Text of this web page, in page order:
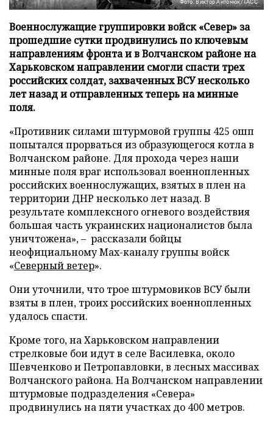
Фото: Виктор Антонюк/ТАСС
Военнослужащие группировки войск «Север» за
прошедшие сутки продвинулись по ключевым
направлениям фронта и в Волчанском районе на
Харьковском направлении смогли спасти трех
российских солдат, захваченных ВСУ несколько
лет назад и отправленных теперь на минные
поля.
«Противник силами штурмовой группы 425 ошп
попытался прорваться из образующегося котла в
Волчанском районе. Для прохода через наши
минные поля враг использовал военнопленных
российских военнослужащих, взятых в плен на
территории ДНР несколько лет назад. В
результате комплексного огневого воздействия
большая часть украинских националистов была
уничтожена», – рассказали бойцы
неофициальному Max-каналу группы войск
«Северный ветер».
Они уточнили, что трое штурмовиков ВСУ были
взяты в плен, троих российских военнопленных
удалось спасти.
Кроме того, на Харьковском направлении
стрелковые бои идут в селе Василевка, около
Шевченково и Петропавловки, в лесных массивах
Волчанского района. На Волчанском направлении
штурмовые подразделения «Севера»
продвинулись на пяти участках до 400 метров.